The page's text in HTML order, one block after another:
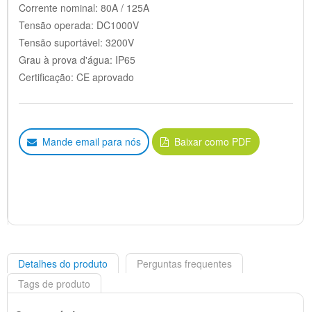
Corrente nominal: 80A / 125A
Tensão operada: DC1000V
Tensão suportável: 3200V
Grau à prova d'água: IP65
Certificação: CE aprovado
Mande email para nós Baixar como PDF
Detalhes do produto
Perguntas frequentes
Tags de produto